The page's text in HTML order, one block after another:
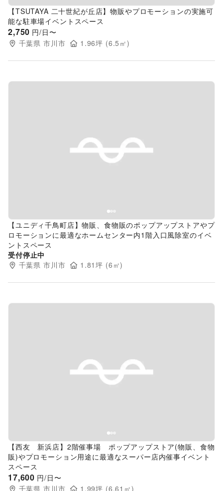
【TSUTAYA 二十世紀が丘店】物販やプロモーションの実施可
能な駐車場イベントスペース
2,750 円/日〜
千葉県 市川市 1.96坪 (6.5 ㎡)
Previous slide
【ユニディ千鳥町店】物販、食物販のポップアップストアやプ
ロモーションに最適なホームセンター内1階入口風除室のイベ
ントスペース
受付停止中
千葉県 市川市 1.81坪 (6 ㎡)
Previous slide
【西友 新浜店】2階催事場 ポップアップストア(物販、食物
販)やプロモーション用途に最適なスーパー店内催事イベント
スペース
17,600 円/日〜
千葉県 市川市 1.99坪 (6.61 ㎡)